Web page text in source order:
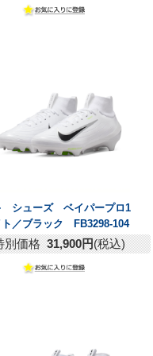
シューズ ベイパープロ1
ト／ブラック FB3298-104
別価格 31,900円(税込)